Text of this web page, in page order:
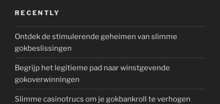
RECENTLY
Ontdek de stimulerende geheimen van slimme
gokbeslissingen
Begrijp het legitieme pad naar winstgevende
gokoverwinningen
Slimme casinotrucs om je gokbankroll te verhogen